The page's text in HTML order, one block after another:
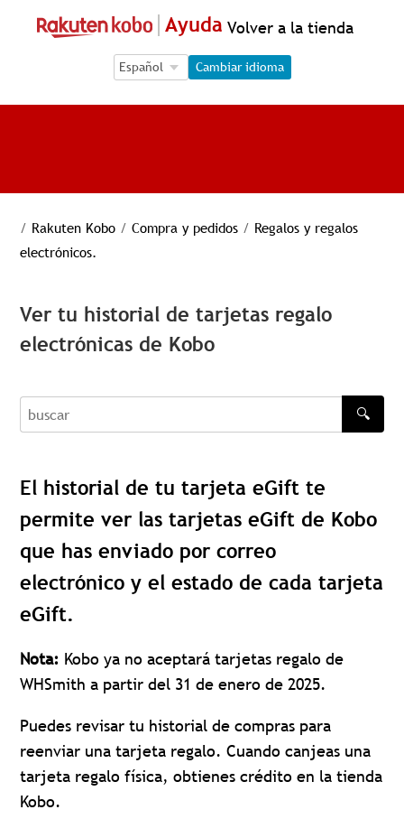
Ayuda Volver a la tienda
Language Selection
Language Selection
Cambiar idioma
/ Rakuten Kobo / Compra y pedidos / Regalos y regalos
electrónicos.
Ver tu historial de tarjetas regalo
electrónicas de Kobo
buscar
🔍
El historial de tu tarjeta eGift te
permite ver las tarjetas eGift de Kobo
que has enviado por correo
electrónico y el estado de cada tarjeta
eGift.
Nota: Kobo ya no aceptará tarjetas regalo de
WHSmith a partir del 31 de enero de 2025.
Puedes revisar tu historial de compras para
reenviar una tarjeta regalo. Cuando canjeas una
tarjeta regalo física, obtienes crédito en la tienda
Kobo.